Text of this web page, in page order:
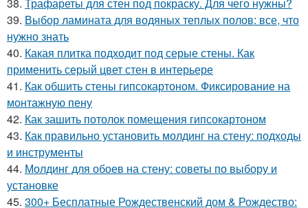
39. Выбор ламината для водяных теплых полов: все, что
нужно знать
40. Какая плитка подходит под серые стены. Как
применить серый цвет стен в интерьере
41. Как обшить стены гипсокартоном. Фиксирование на
монтажную пену
42. Как зашить потолок помещения гипсокартоном
43. Как правильно установить молдинг на стену: подходы
и инструменты
44. Молдинг для обоев на стену: советы по выбору и
установке
45. 300+ Бесплатные Рождественский дом & Рождество: